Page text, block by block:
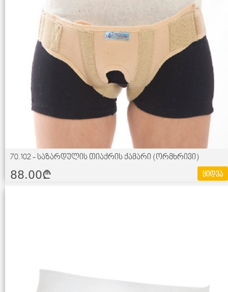
70.102 - საზარდულის თიაქრის ქამარი (ორმხრივი)
88.00¢ ყიდვა